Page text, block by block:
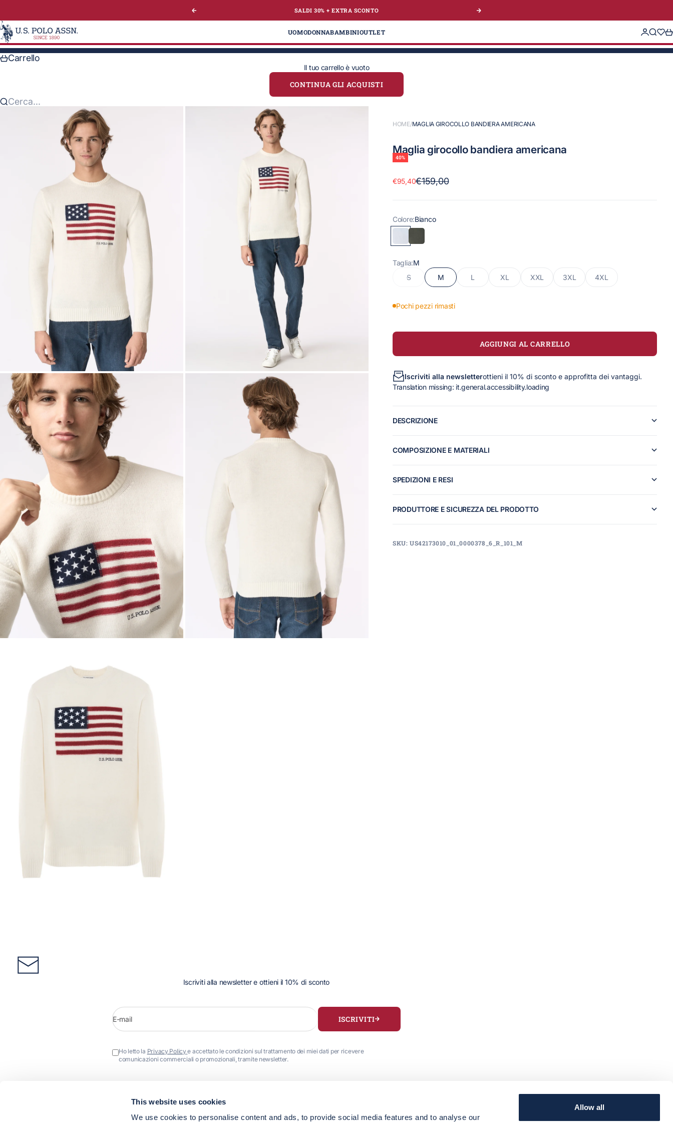
This website uses cookies
We use cookies to personalise content and ads, to provide social media features and to analyse our
Allow all
Precedente
SALDI 30% + EXTRA SCONTO
Successivo
U.S. Polo Assn. Italy
UOMODONNABAMBINIOUTLET Accedi
Cerca
Carrello
Il tuo carrello è vuoto
CONTINUA GLI ACQUISTI
Cerca...
HOME/MAGLIA GIROCOLLO BANDIERA AMERICANA
Maglia girocollo bandiera americana
40%
Prezzo scontato
€95,40Prezzo
€159,00
Colore:Bianco
Taglia:M
S
M L XL XXL 3XL 4XL
Pochi pezzi rimasti
AGGIUNGI AL CARRELLO
Iscriviti alla newsletterottieni il 10% di sconto e approfitta dei vantaggi.
Translation missing: it.general.accessibility.loading
DESCRIZIONE
COMPOSIZIONE E MATERIALI
SPEDIZIONI E RESI
PRODUTTORE E SICUREZZA DEL PRODOTTO
SKU: US42173010_01_0000378_6_R_101_M
Iscriviti alla newsletter e ottieni il 10% di sconto
E-mail ISCRIVITI
Ho letto la Privacy Policye accettato le condizioni sul trattamento dei miei dati per ricevere
comunicazioni commerciali o promozionali, tramite newsletter.
TERMINI E CONDIZIONI